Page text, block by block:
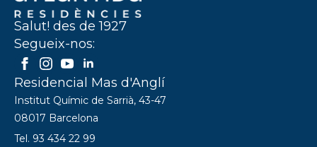
Salut! des de 1927
Segueix-nos:
Residencial Mas d'Anglí
Institut Químic de Sarrià, 43-47
08017 Barcelona
Tel. 93 434 22 99